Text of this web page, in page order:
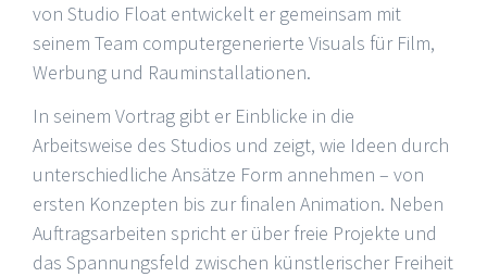
von Studio Float entwickelt er gemeinsam mit
seinem Team computergenerierte Visuals für Film,
Werbung und Rauminstallationen.
In seinem Vortrag gibt er Einblicke in die
Arbeitsweise des Studios und zeigt, wie Ideen durch
unterschiedliche Ansätze Form annehmen – von
ersten Konzepten bis zur finalen Animation. Neben
Auftragsarbeiten spricht er über freie Projekte und
das Spannungsfeld zwischen künstlerischer Freiheit